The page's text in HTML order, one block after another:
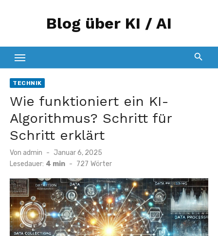
Blog über KI / AI
TECHNIK
Wie funktioniert ein KI-
Algorithmus? Schritt für
Schritt erklärt
Von admin
Veröffentlicht
am
Januar 6, 2025
Lesedauer: 4 min - 727 Wörter